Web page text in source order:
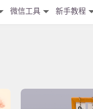
微信工具 新手教程